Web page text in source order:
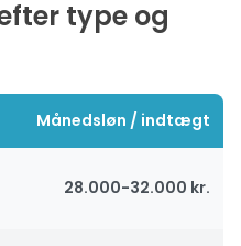
type og
Månedsløn / indtægt
28.000-32.000 kr.